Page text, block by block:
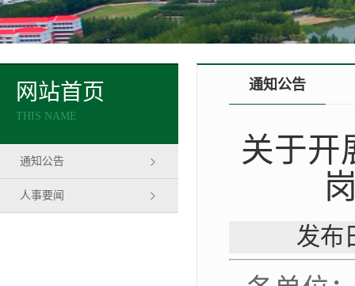
网站首页
THIS NAME
通知公告
人事要闻
通知公告
关于开
发布